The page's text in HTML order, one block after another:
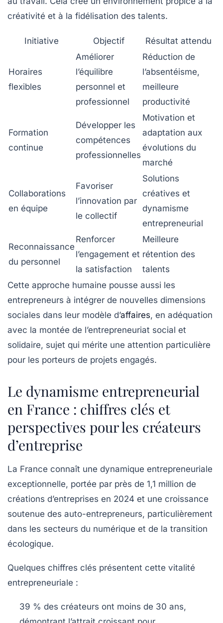
créativité et à la fidélisation des talents.
Initiative Objectif Résultat attendu
Horaires
flexibles
Améliorer
l’équilibre
personnel et
professionnel
Réduction de
l’absentéisme,
meilleure
productivité
Formation
continue
Développer les
compétences
professionnelles
Motivation et
adaptation aux
évolutions du
marché
Collaborations
en équipe
Favoriser
l’innovation par
le collectif
Solutions
créatives et
dynamisme
entrepreneurial
Reconnaissance
du personnel
Renforcer
l’engagement et
la satisfaction
Meilleure
rétention des
talents
Cette approche humaine pousse aussi les
entrepreneurs à intégrer de nouvelles dimensions
sociales dans leur modèle d’affaires, en adéquation
avec la montée de l’entrepreneuriat social et
solidaire, sujet qui mérite une attention particulière
pour les porteurs de projets engagés.
Le dynamisme entrepreneurial
en France : chiffres clés et
perspectives pour les créateurs
d’entreprise
La France connaît une dynamique entrepreneuriale
exceptionnelle, portée par près de 1,1 million de
créations d’entreprises en 2024 et une croissance
soutenue des auto-entrepreneurs, particulièrement
dans les secteurs du numérique et de la transition
écologique.
Quelques chiffres clés présentent cette vitalité
entrepreneuriale :
39 % des créateurs ont moins de 30 ans,